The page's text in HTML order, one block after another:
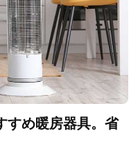
すめ暖房器具。省